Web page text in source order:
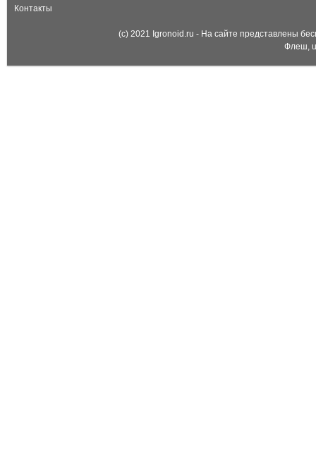
Контакты
(c) 2021 Igronoid.ru - На сайте представлены
Флеш,